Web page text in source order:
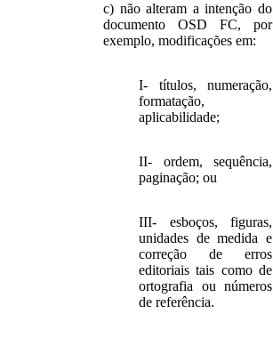
c) não alteram a intenção do
documento OSD FC, por
exemplo, modificações em:
I- títulos, numeração,
formatação,
aplicabilidade;
II- ordem, sequência,
paginação; ou
III- esboços, figuras,
unidades de medida e
correção de erros
editoriais tais como de
ortografia ou números
de referência.